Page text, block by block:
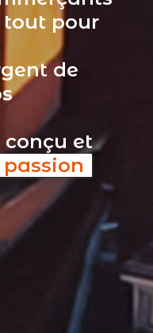
pour
de
conçu et
passion